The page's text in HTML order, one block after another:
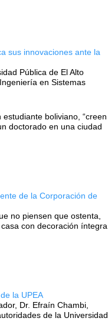
sus innovaciones ante la
Pública de El Alto
en Sistemas
boliviano, “creen
doctorado en una ciudad
de la Corporación de
no piensen que ostenta,
con decoración íntegra
la UPEA
Dr. Efraín Chambi,
de la Universidad